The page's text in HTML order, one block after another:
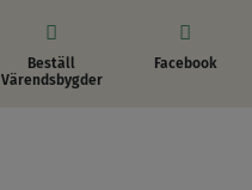

Beställ
Värendsbygder

Facebook